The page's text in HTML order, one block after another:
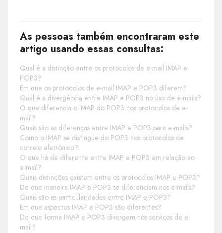
As pessoas também encontraram este
artigo usando essas consultas:
Qual é a distinção entre os protocolos de e-mail IMAP e
POP3?
Em que os protocolos de e-mail IMAP e POP3 diferem?
Qual é a divergência entre IMAP e POP3 no uso de e-mails?
O que diferencia o IMAP do POP3 nos protocolos de e-
mail?
Quais são as diferenças entre IMAP e POP3 para e-mails?
Como o IMAP se distingue do POP3 nos protocolos de
correio eletrônico?
O que há de diferente entre IMAP e POP3 em relação ao
e-mail?
Quais distinções existem entre os protocolos IMAP e POP3?
De que maneira IMAP e POP3 se diferenciam nos e-mails?
Quais são as particularidades entre IMAP e POP3?
Em que aspectos IMAP e POP3 são diferentes?
De que forma IMAP e POP3 divergem nos serviços de e-
mail?